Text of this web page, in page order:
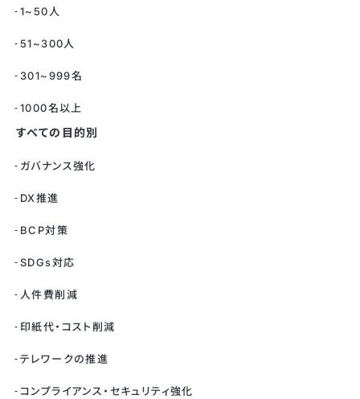
1~50人
51~300人
301~999名
1000名以上
すべての目的別
ガバナンス強化
DX推進
BCP対策
SDGs対応
人件費削減
印紙代・コスト削減
テレワークの推進
コンプライアンス・セキュリティ強化